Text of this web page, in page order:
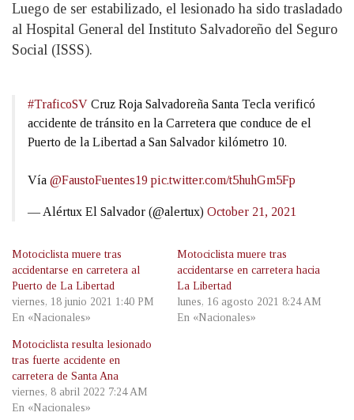
Luego de ser estabilizado, el lesionado ha sido trasladado
al Hospital General del Instituto Salvadoreño del Seguro
Social (ISSS).
#TraficoSV Cruz Roja Salvadoreña Santa Tecla verificó
accidente de tránsito en la Carretera que conduce de el
Puerto de la Libertad a San Salvador kilómetro 10.
Vía @FaustoFuentes19 pic.twitter.com/t5huhGm5Fp
— Alértux El Salvador (@alertux) October 21, 2021
Motociclista muere tras
accidentarse en carretera al
Puerto de La Libertad
viernes, 18 junio 2021 1:40 PM
En «Nacionales»
Motociclista muere tras
accidentarse en carretera hacia
La Libertad
lunes, 16 agosto 2021 8:24 AM
En «Nacionales»
Motociclista resulta lesionado
tras fuerte accidente en
carretera de Santa Ana
viernes, 8 abril 2022 7:24 AM
En «Nacionales»